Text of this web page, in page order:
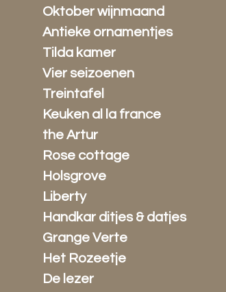
Oktober wijnmaand
Antieke ornamentjes
Tilda kamer
Vier seizoenen
Treintafel
Keuken al la france
the Artur
Rose cottage
Holsgrove
Liberty
Handkar ditjes & datjes
Grange Verte
Het Rozeetje
De lezer